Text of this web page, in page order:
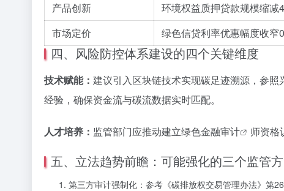
产品创新
环境权益质押贷款规模缩减
市场定价
绿色信贷利率优惠幅度收窄
四、风险防控体系建设的四个关键维度
技术赋能： 建议引入区块链技术实现碳足迹溯源，参照
经验，确保资金流与碳流数据实时匹配。
人才培养： 监管部门应推动建立绿色金融审计 师资格
五、立法趋势前瞻：可能强化的三个监管
第三方审计强制化：参考《碳排放权交易管理办法》第